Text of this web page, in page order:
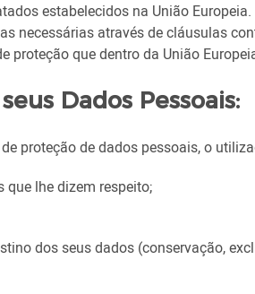
estabelecidos na União
necessárias através de cláusulas
proteção que dentro da União
Dados Pessoais:
proteção de dados pessoais, o
que lhe dizem respeito;
dos seus dados (conservação,